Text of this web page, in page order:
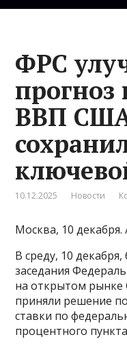
ФРС
ВВП
10.12.2025 Новости
Москва, 10
В среду, 10
заседания
на открытом рынке
приняли решение
ставки по
процентного